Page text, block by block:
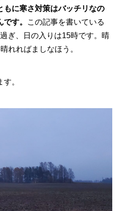
もに寒さ対策はバッチリなの
す。
この記事を書いている
ぎ、日の入りは15時です。晴
れればましなほう。
。